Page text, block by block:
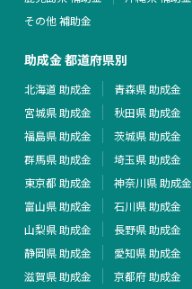
その他 補助金
助成金 都道府県別
北海道 助成金 青森県 助成金
宮城県 助成金
秋田県 助成金
福島県 助成金
茨城県 助成金
群馬県 助成金
埼玉県 助成金
東京都 助成金
神奈川県 助成金
富山県 助成金
石川県 助成金
山梨県 助成金
長野県 助成金
静岡県 助成金
愛知県 助成金
滋賀県 助成金
京都府 助成金